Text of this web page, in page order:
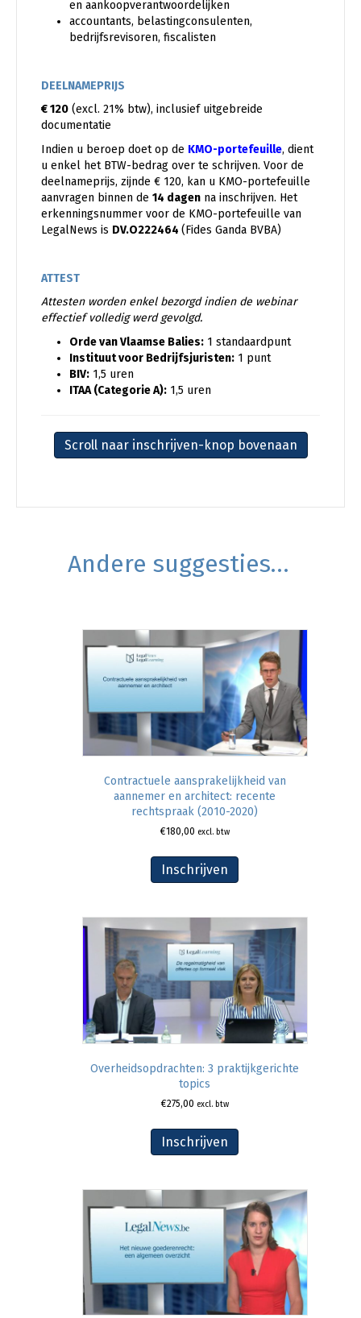
en aankoopverantwoordelijken
accountants, belastingconsulenten,
bedrijfsrevisoren, fiscalisten
DEELNAMEPRIJS
€ 120 (excl. 21% btw), inclusief uitgebreide
documentatie
Indien u beroep doet op de KMO-portefeuille, dient
u enkel het BTW-bedrag over te schrijven. Voor de
deelnameprijs, zijnde € 120, kan u KMO-portefeuille
aanvragen binnen de 14 dagen na inschrijven. Het
erkenningsnummer voor de KMO-portefeuille van
LegalNews is DV.O222464 (Fides Ganda BVBA)
ATTEST
Attesten worden enkel bezorgd indien de webinar
effectief volledig werd gevolgd.
Orde van Vlaamse Balies: 1 standaardpunt
Instituut voor Bedrijfsjuristen: 1 punt
BIV: 1,5 uren
ITAA (Categorie A): 1,5 uren
Scroll naar inschrijven-knop bovenaan
Andere suggesties…
Contractuele aansprakelijkheid van
aannemer en architect: recente
rechtspraak (2010-2020)
€180,00 excl. btw
Inschrijven
Overheidsopdrachten: 3 praktijkgerichte
topics
€275,00 excl. btw
Inschrijven